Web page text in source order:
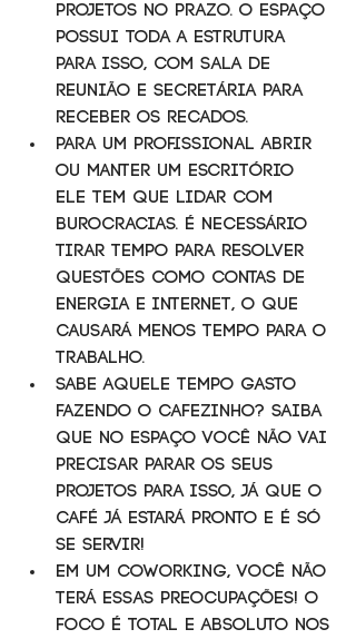
projetos no prazo. O espaço
possui toda a estrutura
para isso, com sala de
reunião e secretária para
receber os recados.
Para um profissional abrir
ou manter um escritório
ele tem que lidar com
burocracias. É necessário
tirar tempo para resolver
questões como contas de
energia e internet, o que
causará menos tempo para o
trabalho.
Sabe aquele tempo gasto
fazendo o cafezinho? Saiba
que no espaço você não vai
precisar parar os seus
projetos para isso, já que o
café já estará pronto e é só
se servir!
Em um Coworking, você não
terá essas preocupações! O
foco é total e absoluto nos